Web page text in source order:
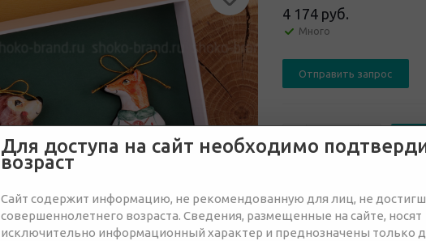
4 174 руб.
Много
Отправить запрос
4 803 руб. 4 556 руб. 4
Для доступа на сайт необходимо
возраст
Сайт содержит информацию, не рекомендованную для лиц, не
совершеннолетнего возраста. Сведения, размещенные на сайте, носят
исключительно информационный характер и преднозначены только